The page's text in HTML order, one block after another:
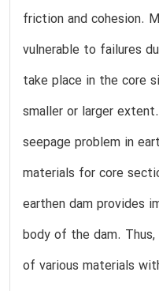
friction and cohesion.
vulnerable to failures
take place in the core
smaller or larger
seepage problem in
materials for core
earthen dam provides
body of the dam.
of various materials